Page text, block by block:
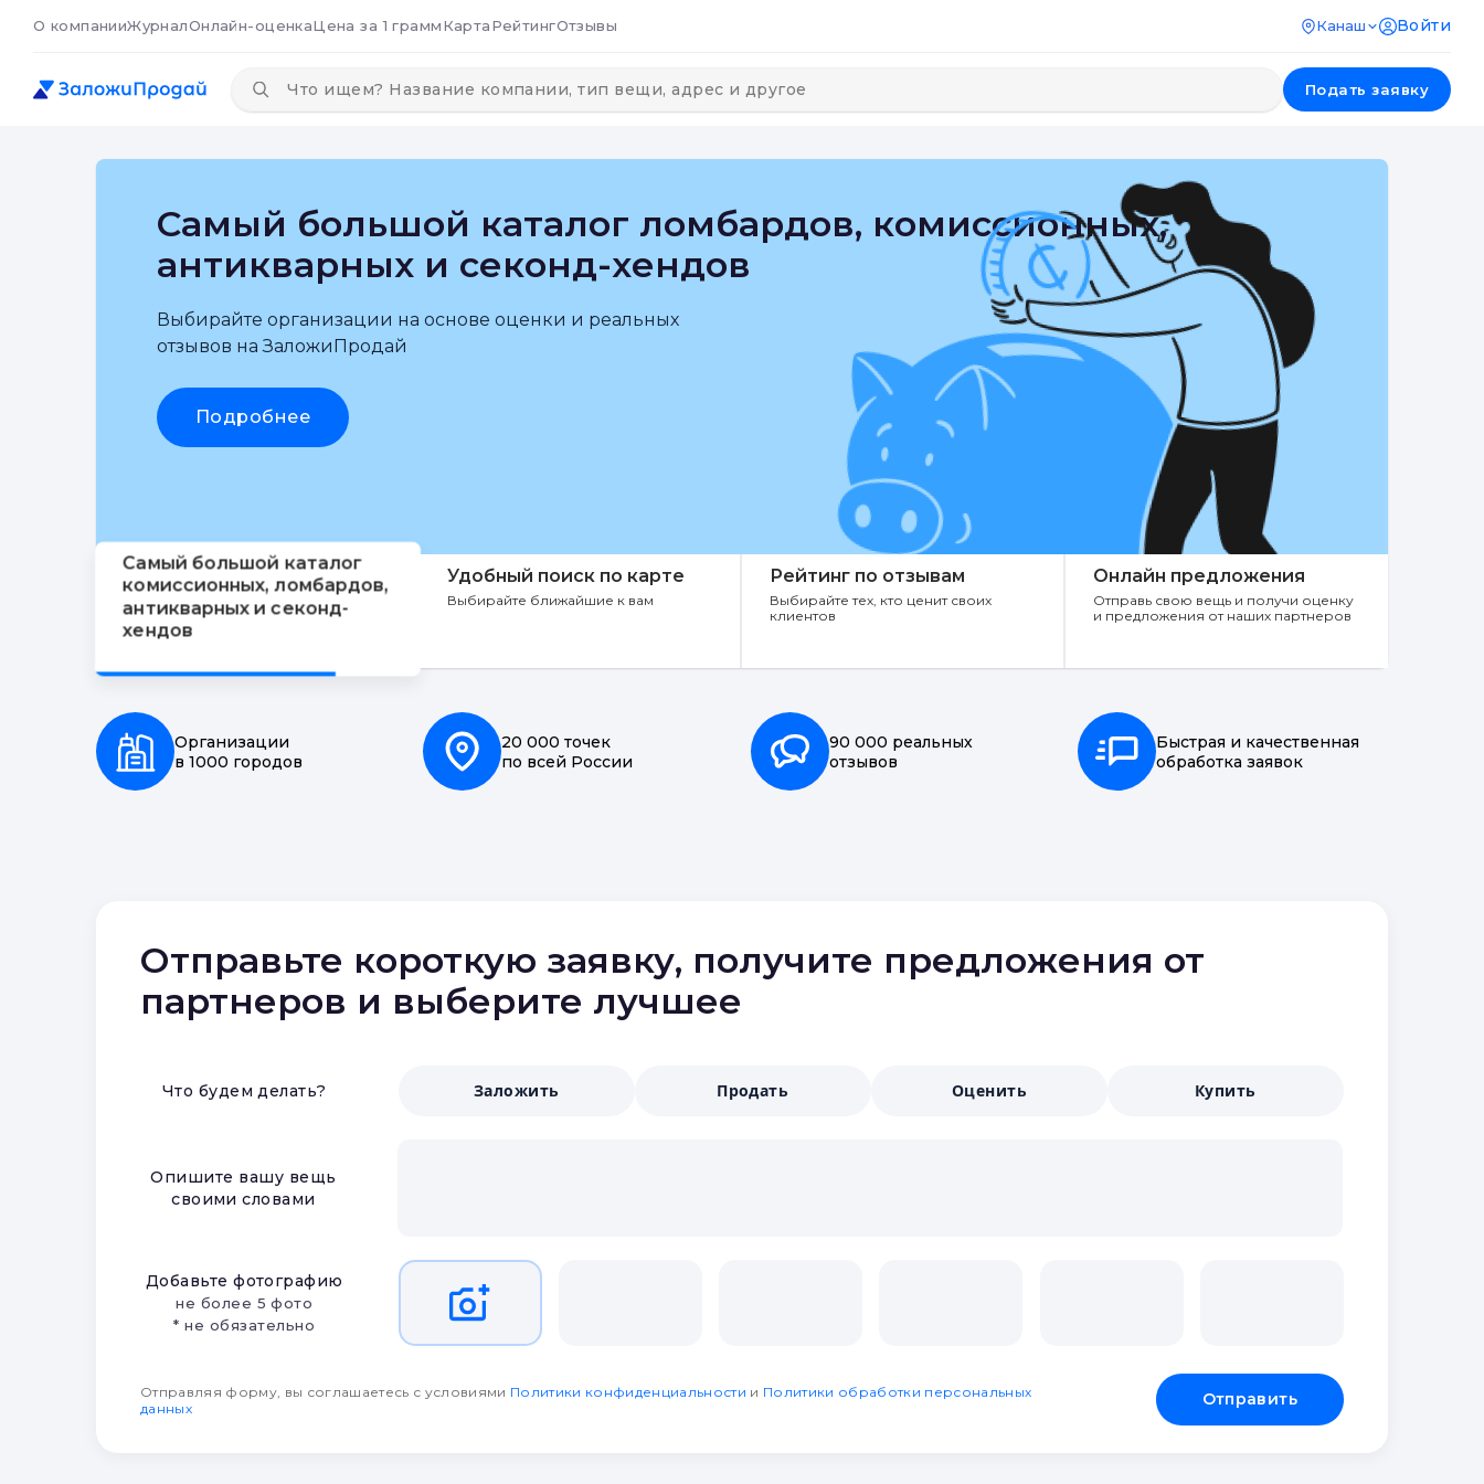
О компанииЖурналОнлайн-оценкаЦена за 1 граммКартаРейтингОтзывы Канаш Войти
Подать заявку
Самый большой каталог ломбардов, комиссионных,
антикварных и секонд-хендов
Выбирайте организации на основе оценки и реальных
отзывов на ЗаложиПродай
Подробнее
Самый большой каталог
комиссионных, ломбардов,
антикварных и секонд-
хендов
Удобный поиск по карте
Выбирайте ближайшие к вам
Рейтинг по отзывам
Выбирайте тех, кто ценит своих
клиентов
Онлайн предложения
Отправь свою вещь и получи оценку
и предложения от наших партнеров
Организации
в 1000 городов
20 000 точек
по всей России
90 000 реальных
отзывов
Быстрая и качественная
обработка заявок
Отправьте короткую заявку, получите предложения от
партнеров и выберите лучшее
Что будем делать? Заложить Продать Оценить Купить
Опишите вашу вещь
своими словами
Добавьте фотографию
не более 5 фото
* не обязательно
Отправляя форму, вы соглашаетесь с условиями Политики конфиденциальности и Политики обработки персональных
данных
Отправить